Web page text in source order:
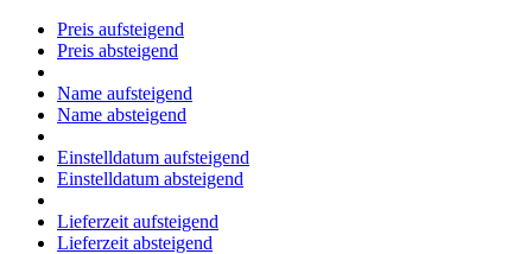
Preis aufsteigend
Preis absteigend
Name aufsteigend
Name absteigend
Einstelldatum aufsteigend
Einstelldatum absteigend
Lieferzeit aufsteigend
Lieferzeit absteigend